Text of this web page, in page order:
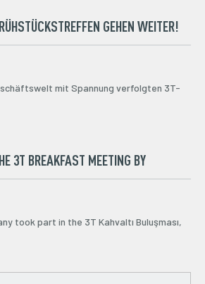
GEHEN WEITER!
mit Spannung verfolgten 3T-
3T BREAKFAST MEETING BY
took part in the 3T Kahvaltı Buluşması,